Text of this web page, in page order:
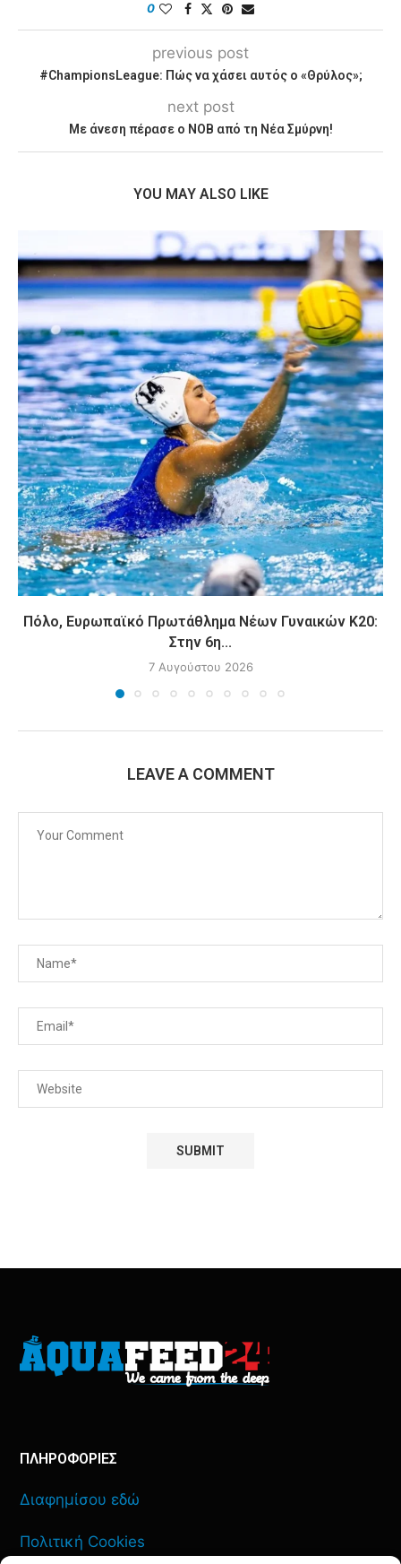
0
previous post
#ChampionsLeague: Πώς να χάσει αυτός ο «Θρύλος»;
next post
Με άνεση πέρασε ο ΝΟΒ από τη Νέα Σμύρνη!
YOU MAY ALSO LIKE
Πόλο, Ευρωπαϊκό Πρωτάθλημα Νέων Γυναικών Κ20:
Στην 6η...
7 Αυγούστου 2026
LEAVE A COMMENT
ΠΛΗΡΟΦΟΡΙΕΣ
Διαφημίσου εδώ
Πολιτική Cookies